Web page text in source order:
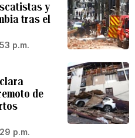
y
tras el
p.m.
de
p.m.